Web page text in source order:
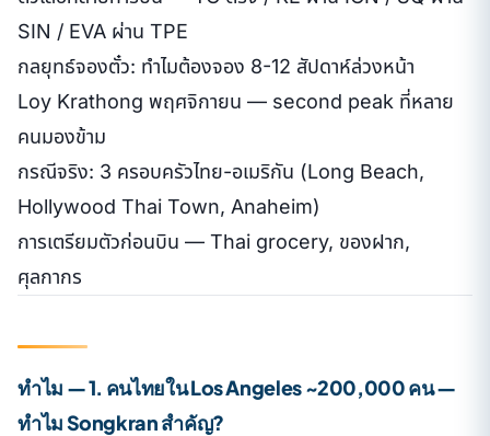
SIN / EVA ผ่าน TPE
กลยุทธ์จองตั๋ว: ทำไมต้องจอง 8-12 สัปดาห์ล่วงหน้า
Loy Krathong พฤศจิกายน — second peak ที่หลาย
คนมองข้าม
กรณีจริง: 3 ครอบครัวไทย-อเมริกัน (Long Beach,
Hollywood Thai Town, Anaheim)
การเตรียมตัวก่อนบิน — Thai grocery, ของฝาก,
ศุลกากร
ทำไม — 1. คนไทยใน Los Angeles ~200,000 คน —
ทำไม Songkran สำคัญ?